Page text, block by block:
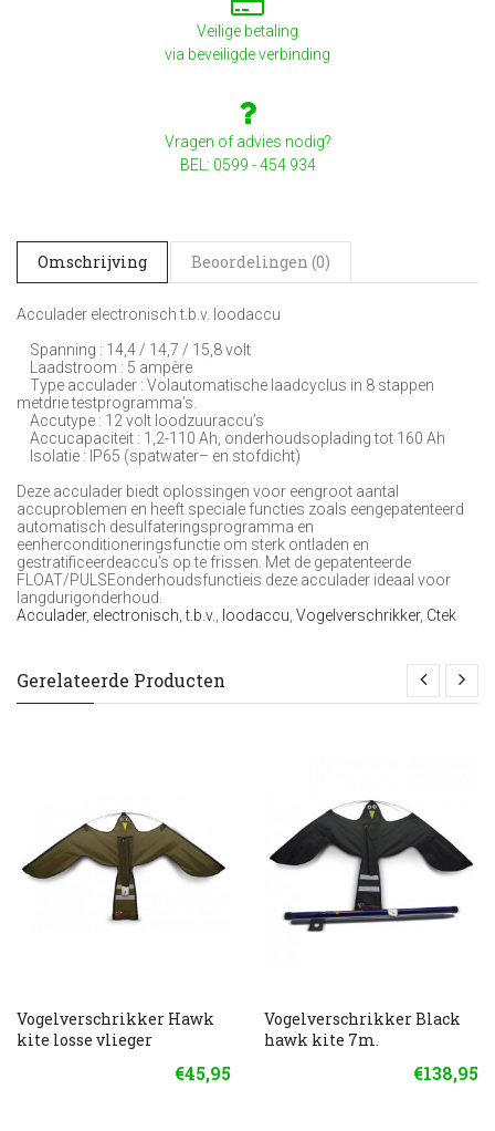
Veilige betaling
via beveiligde verbinding
Vragen of advies nodig?
BEL: 0599 - 454 934
Omschrijving Beoordelingen (0)
Acculader electronisch t.b.v. loodaccu
Spanning : 14,4 / 14,7 / 15,8 volt
Laadstroom : 5 ampère
Type acculader : Volautomatische laadcyclus in 8 stappen
metdrie testprogramma’s.
Accutype : 12 volt loodzuuraccu’s
Accucapaciteit : 1,2-110 Ah, onderhoudsoplading tot 160 Ah
Isolatie : IP65 (spatwater– en stofdicht)
Deze acculader biedt oplossingen voor eengroot aantal
accuproblemen en heeft speciale functies zoals eengepatenteerd
automatisch desulfateringsprogramma en
eenherconditioneringsfunctie om sterk ontladen en
gestratificeerdeaccu’s op te frissen. Met de gepatenteerde
FLOAT/PULSEonderhoudsfunctieis deze acculader ideaal voor
langdurigonderhoud.
Acculader, electronisch ,t.b.v. loodaccu Vogelverschrikker, Ctek
Gerelateerde Producten
Vogelverschrikker Hawk
kite losse vlieger
€45,95
Vogelverschrikker Black
hawk kite 7m.
€138,95